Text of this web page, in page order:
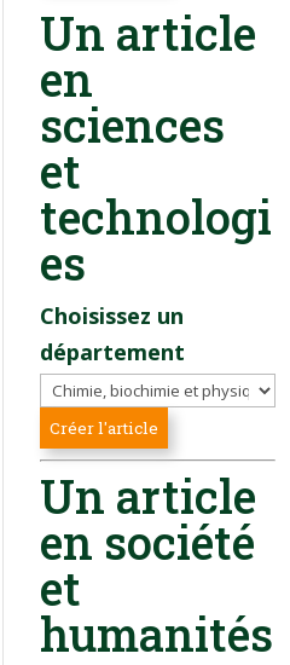
Un article
en
sciences
et
technologi
es
Choisissez un
département
Un article
en société
et
humanités